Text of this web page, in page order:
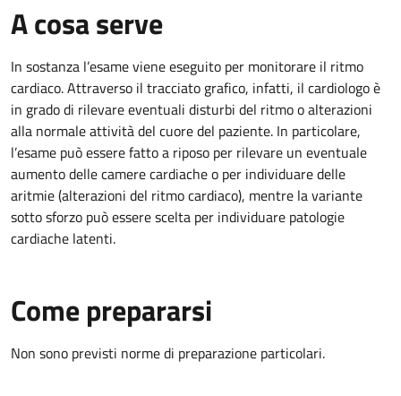
A cosa serve
In sostanza l’esame viene eseguito per monitorare il ritmo
cardiaco. Attraverso il tracciato grafico, infatti, il cardiologo è
in grado di rilevare eventuali disturbi del ritmo o alterazioni
alla normale attività del cuore del paziente. In particolare,
l’esame può essere fatto a riposo per rilevare un eventuale
aumento delle camere cardiache o per individuare delle
aritmie (alterazioni del ritmo cardiaco), mentre la variante
sotto sforzo può essere scelta per individuare patologie
cardiache latenti.
Come prepararsi
Non sono previsti norme di preparazione particolari.